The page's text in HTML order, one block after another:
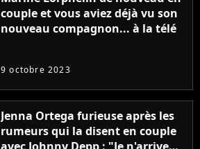
couple et vous aviez déjà vu son
nouveau compagnon... à la télé
9 octobre 2023
Jenna Ortega furieuse après les
rumeurs qui la disent en couple
avec Johnny Depp : "Je n'arrive